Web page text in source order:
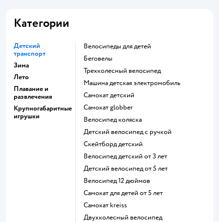
Категории
Детский
транспорт
Зима
Лето
Плавание и
развлечения
Крупногабаритные
игрушки
Велосипеды для детей
Беговелы
Трехколесный велосипед
Машина детская электромобиль
Самокат детский
Самокат globber
Велосипед коляска
Детский велосипед с ручкой
Скейтборд детский
Велосипед детский от 3 лет
Детский велосипед от 5 лет
Велосипед 12 дюймов
Самокат для детей от 5 лет
Самокат kreiss
Двухколесный велосипед